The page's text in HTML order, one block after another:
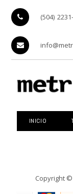
(504)
INICIO
Copyright ©